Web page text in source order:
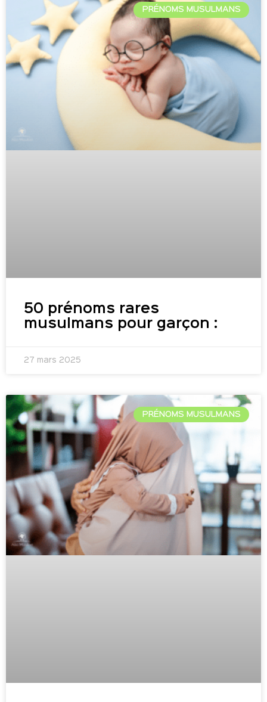
PRÉNOMS MUSULMANS
50 prénoms rares
musulmans pour garçon :
27 mars 2025
PRÉNOMS MUSULMANS